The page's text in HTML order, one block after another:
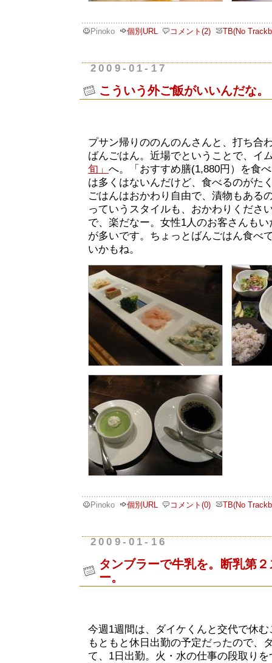
Pinoko 個別URL コメント(2) TB(No
2009-01-17
こういう外ご飯がいいんだな。
プサン帰りののんのんさんと、打ち合
ばんごはん。近場でということで、イ
旬」 へ。「おすすめ膳(1,880円）を食
は多くはないんだけど、食べるのがた
ごはんはおかわり自由で、漬物もある
っていうスタイルも、おかわりくださ
で、楽だなー。女性1人のお客さんも
が多いです。ちょっとばんごはん食べ
いかもね。
Pinoko 個別URL コメント(0) TB(No
2009-01-16
タンブラーで牛乳を。断乳第
ー。
今週1週間は、ダイケくんと交代で休
もともと休日出勤の予定だったので、
て、1日出勤。火・水の仕事の段取り